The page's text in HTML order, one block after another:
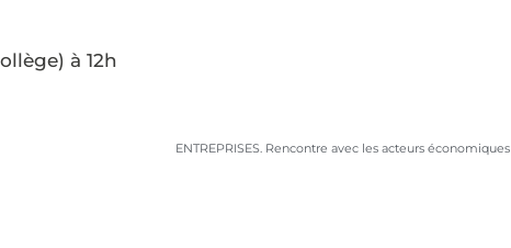
à 12h
ENTREPRISES. Rencontre avec les acteurs économiques